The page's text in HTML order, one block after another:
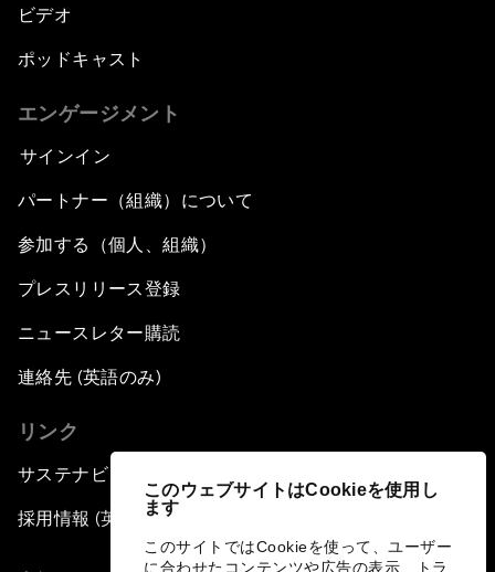
このウェブサイトはCookieを使用し
ます
このサイトではCookieを使って、ユーザー
に合わせたコンテンツや広告の表示、トラ
ビデオ
ポッドキャスト
エンゲージメント
サインイン
パートナー（組織）について
参加する（個人、組織）
プレスリリース登録
ニュースレター購読
連絡先 (英語のみ)
リンク
サステナビリティへの取り組み
採用情報 (英語のみ)